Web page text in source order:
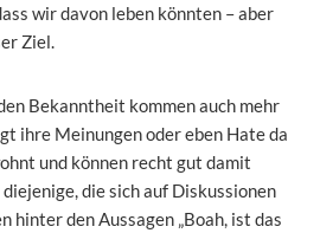
wir davon leben könnten – aber
Ziel.
Bekanntheit kommen auch mehr
ihre Meinungen oder eben Hate da
und können recht gut damit
die sich auf Diskussionen
hinter den Aussagen „Boah, ist das